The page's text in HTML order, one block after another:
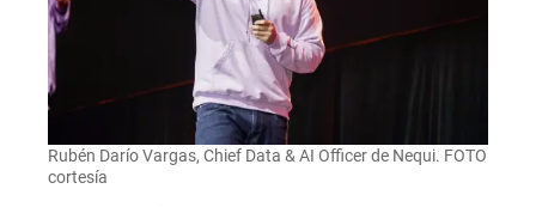
Rubén Darío Vargas, Chief Data & AI Officer de Nequi. FOTO
cortesía